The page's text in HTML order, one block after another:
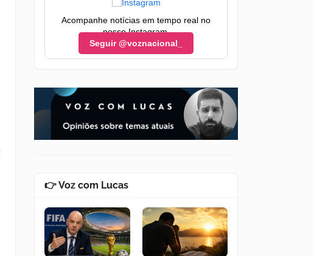
Acompanhe notícias em tempo real no
nosso Instagram.
Seguir @voznacional_
👉 Voz com Lucas